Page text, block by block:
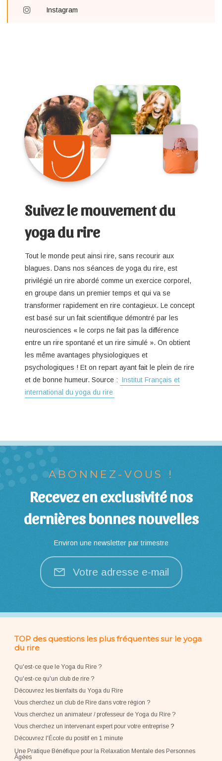
Instagram
Suivez le mouvement du
yoga du rire
Tout le monde peut ainsi rire, sans recourir aux
blagues. Dans nos séances de yoga du rire, est
privilégié un rire abordé comme un exercice corporel,
en groupe dans un premier temps et qui va se
transformer rapidement en rire contagieux. Le concept
est basé sur un fait scientifique démontré par les
neurosciences « le corps ne fait pas la différence
entre un rire spontané et un rire simulé ». On obtient
les même avantages physiologiques et
psychologiques ! Et on repart ayant fait le plein de rire
et de bonne humeur. Source : Institut Français et
international du yoga du rire
ABONNEZ-VOUS !
Recevez en exclusivité nos
dernières bonnes nouvelles
Environ une newsletter par trimestre
Votre adresse e-mail
TOP des questions les plus fréquentes sur le yoga
du rire
Qu'est-ce que le Yoga du Rire ?
Qu'est-ce qu'un club de rire ?
Découvrez les bienfaits du Yoga du Rire
Vous cherchez un club de Rire dans votre région ?
Vous cherchez un animateur / professeur de Yoga du Rire ?
Vous cherchez un intervenant expert pour votre entreprise?
Découvrez l'École du positif en 1 minute
Une Pratique Bénéfique pour la Relaxation Mentale des Personnes
Âgées